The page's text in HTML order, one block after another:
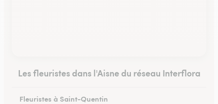
Les fleuristes dans l'Aisne du réseau Interflora
Fleuristes à Saint-Quentin